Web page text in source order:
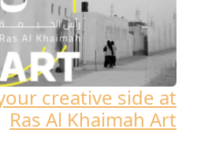
creative side at
Ras Al Khaimah Art